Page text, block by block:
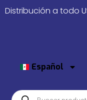
Distribución a todo
Español